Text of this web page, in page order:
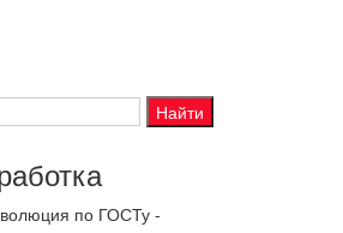
по ГОСТу -